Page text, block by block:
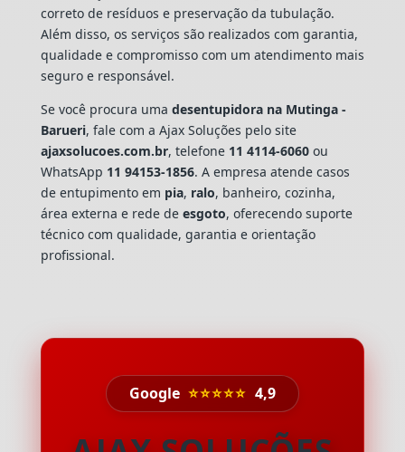
correto de resíduos e preservação da tubulação.
Além disso, os serviços são realizados com garantia,
qualidade e compromisso com um atendimento mais
seguro e responsável.
Se você procura uma desentupidora na Mutinga -
Barueri, fale com a Ajax Soluções pelo site
ajaxsolucoes.com.br, telefone 11 4114-6060ou
WhatsApp 11 94153-1856. A empresa atende casos
de entupimento em pia, ralo, banheiro, cozinha,
área externa e rede de esgoto, oferecendo suporte
técnico com qualidade, garantia e orientação
profissional.
Google ⭐⭐⭐⭐⭐ 4,9